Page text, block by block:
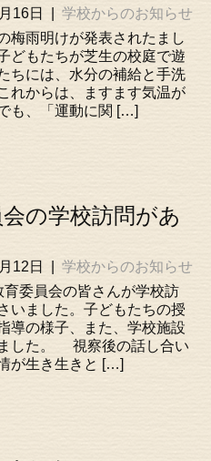
16日
学校からのお知らせ
梅雨明けが発表されたまし
どもたちが芝生の校庭で遊
ちには、水分の補給と手洗
れからは、ますます気温が
も、「運動に関 […]
の学校訪問があ
12日
学校からのお知らせ
委員会の皆さんが学校訪
いました。子どもたちの授
導の様子、また、学校施設
した。 視察後の話し合い
が生き生きと […]